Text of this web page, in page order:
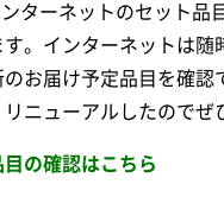
ターネットのセット品
。インターネットは随
お届け予定品目を確認
ニューアルしたのでぜ
の確認はこちら